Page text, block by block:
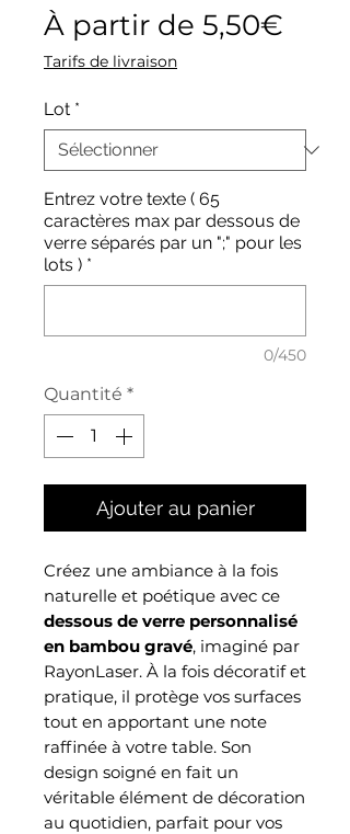
À partir de 5,50€
Tarifs de livraison
Lot *
Entrez votre texte ( 65
caractères max par dessous de
verre séparés par un ";" pour les
lots ) *
0/450
Quantité *
Ajouter au panier
Créez une ambiance à la fois
naturelle et poétique avec ce
dessous de verre personnalisé
en bambou gravé, imaginé par
RayonLaser. À la fois décoratif et
pratique, il protège vos surfaces
tout en apportant une note
raffinée à votre table. Son
design soigné en fait un
véritable élément de décoration
au quotidien, parfait pour vos